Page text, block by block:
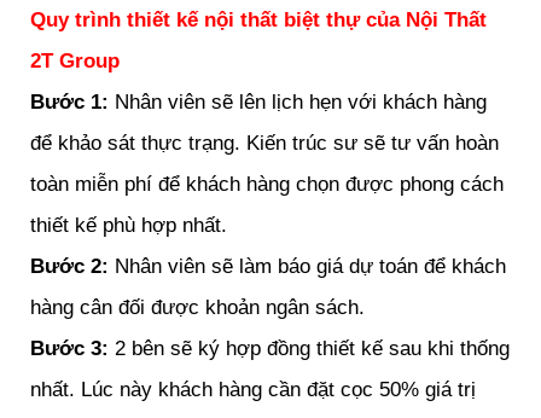
Quy trình thiết kế nội thất biệt thự của Nội Thất
2T Group
Bước 1: Nhân viên sẽ lên lịch hẹn với khách hàng
để khảo sát thực trạng. Kiến trúc sư sẽ tư vấn hoàn
toàn miễn phí để khách hàng chọn được phong cách
thiết kế phù hợp nhất.
Bước 2: Nhân viên sẽ làm báo giá dự toán để khách
hàng cân đối được khoản ngân sách.
Bước 3: 2 bên sẽ ký hợp đồng thiết kế sau khi thống
nhất. Lúc này khách hàng cần đặt cọc 50% giá trị